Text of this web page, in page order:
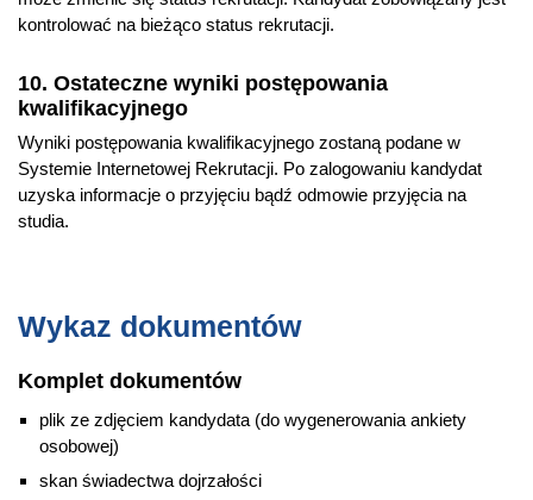
kontrolować na bieżąco status rekrutacji.
10. Ostateczne wyniki postępowania
kwalifikacyjnego
Wyniki postępowania kwalifikacyjnego zostaną podane w
Systemie Internetowej Rekrutacji. Po zalogowaniu kandydat
uzyska informacje o przyjęciu bądź odmowie przyjęcia na
studia.
Wykaz dokumentów
Komplet dokumentów
plik ze zdjęciem kandydata (do wygenerowania ankiety
osobowej)
skan świadectwa dojrzałości